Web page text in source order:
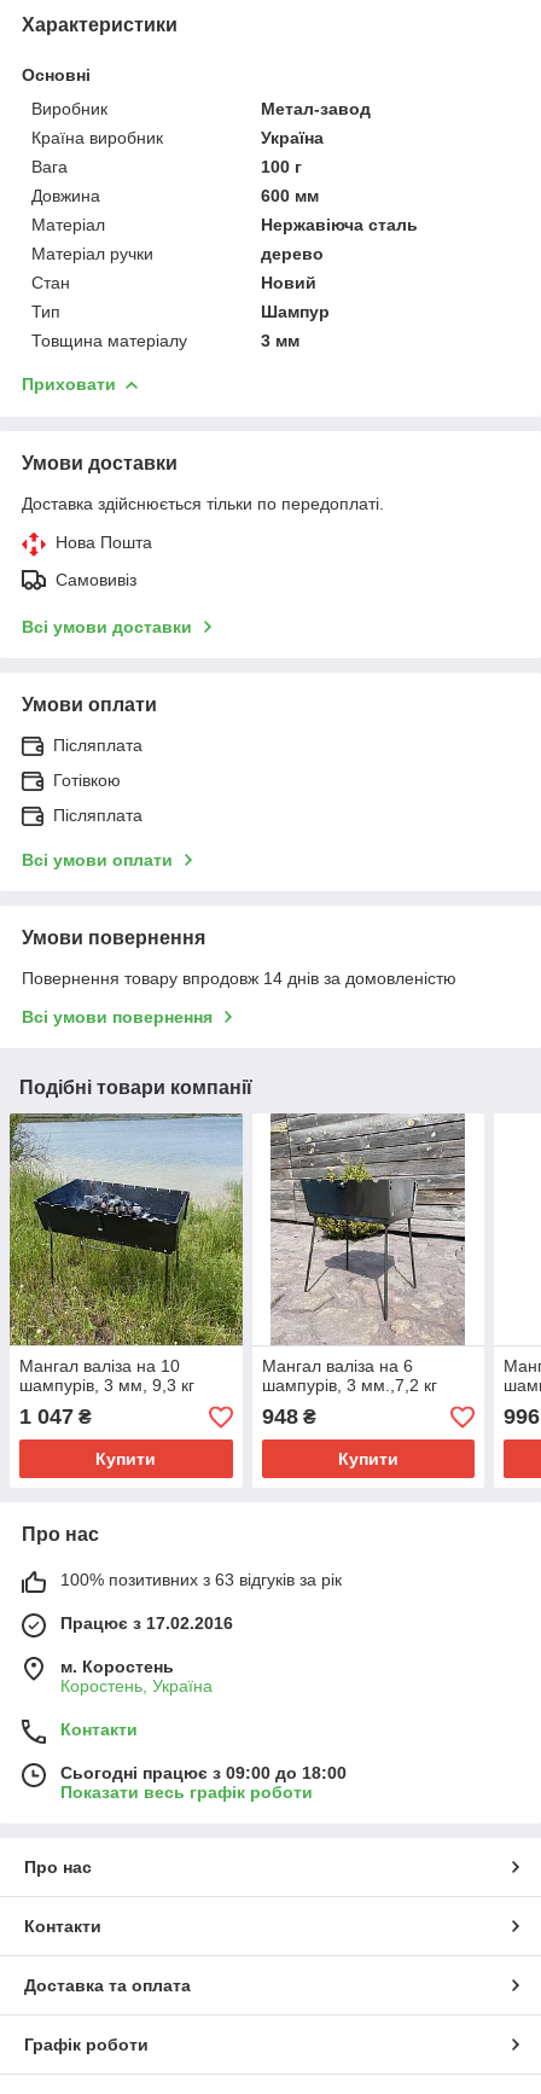
Характеристики
Основні
Виробник
Метал-завод
Країна виробник
Україна
Вага
100 г
Довжина
600 мм
Матеріал
Нержавіюча сталь
Матеріал ручки
дерево
Стан
Новий
Тип
Шампур
Товщина матеріалу
3 мм
Приховати
Умови доставки
Доставка здійснюється тільки по передоплаті.
Нова Пошта
Самовивіз
Всі умови доставки
Умови оплати
Післяплата
Готівкою
Післяплата
Всі умови оплати
Умови повернення
Повернення товару впродовж 14 днів за домовленістю
Всі умови повернення
Подібні товари компанії
Мангал валіза на 10
шампурів, 3 мм, 9,3 кг
1 047 ₴
Купити
Мангал валіза на 6
шампурів, 3 мм.,7,2 кг
948₴
Купити
996
Про нас
100% позитивних з 63 відгуків за рік
Працює з 17.02.2016
м. Коростень
Коростень, Україна
Контакти
Сьогодні працює з 09:00 до 18:00
Показати весь графік роботи
Про нас
Контакти
Доставка та оплата
Графік роботи